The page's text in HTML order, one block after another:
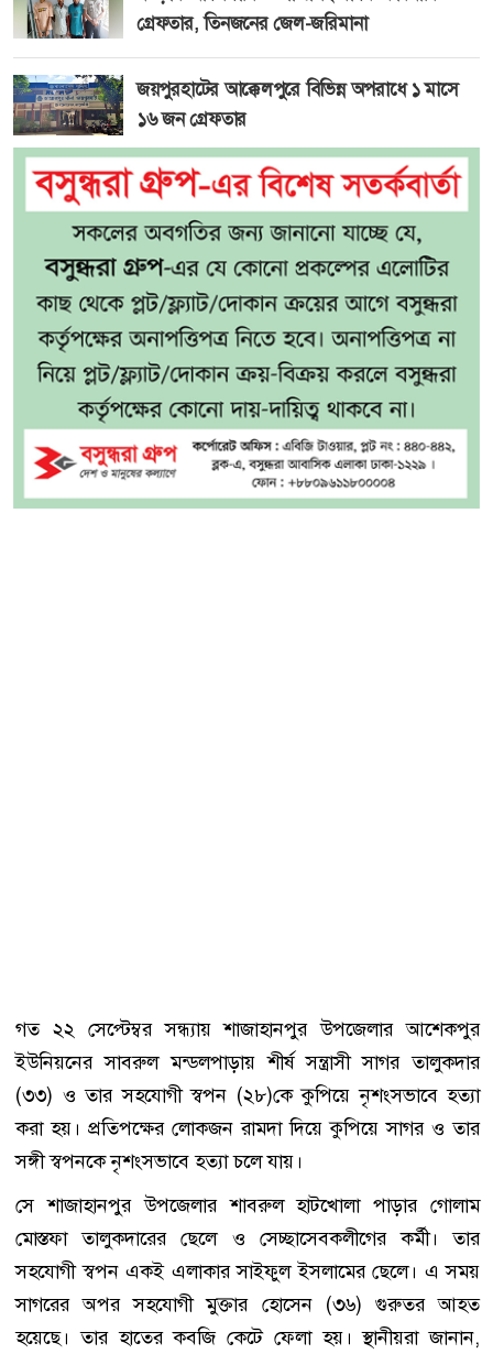
গ্রেফতার, তিনজনের জেল-জরিমানা
জয়পুরহাটের আক্কেলপুরে বিভিন্ন অপরাধে ১ মাসে
১৬ জন গ্রেফতার
গত ২২ সেপ্টেম্বর সন্ধ্যায় শাজাহানপুর উপজেলার আশেকপুর
ইউনিয়নের সাবরুল মন্ডলপাড়ায় শীর্ষ সন্ত্রাসী সাগর তালুকদার
(৩৩) ও তার সহযোগী স্বপন (২৮)কে কুপিয়ে নৃশংসভাবে হত্যা
করা হয়। প্রতিপক্ষের লোকজন রামদা দিয়ে কুপিয়ে সাগর ও তার
সঙ্গী স্বপনকে নৃশংসভাবে হত্যা চলে যায়।
সে শাজাহানপুর উপজেলার শাবরুল হাটখোলা পাড়ার গোলাম
মোস্তফা তালুকদারের ছেলে ও সেচ্ছাসেবকলীগের কর্মী। তার
সহযোগী স্বপন একই এলাকার সাইফুল ইসলামের ছেলে। এ সময়
সাগরের অপর সহযোগী মুক্তার হোসেন (৩৬) গুরুতর আহত
হয়েছে। তার হাতের কবজি কেটে ফেলা হয়। স্থানীয়রা জানান,